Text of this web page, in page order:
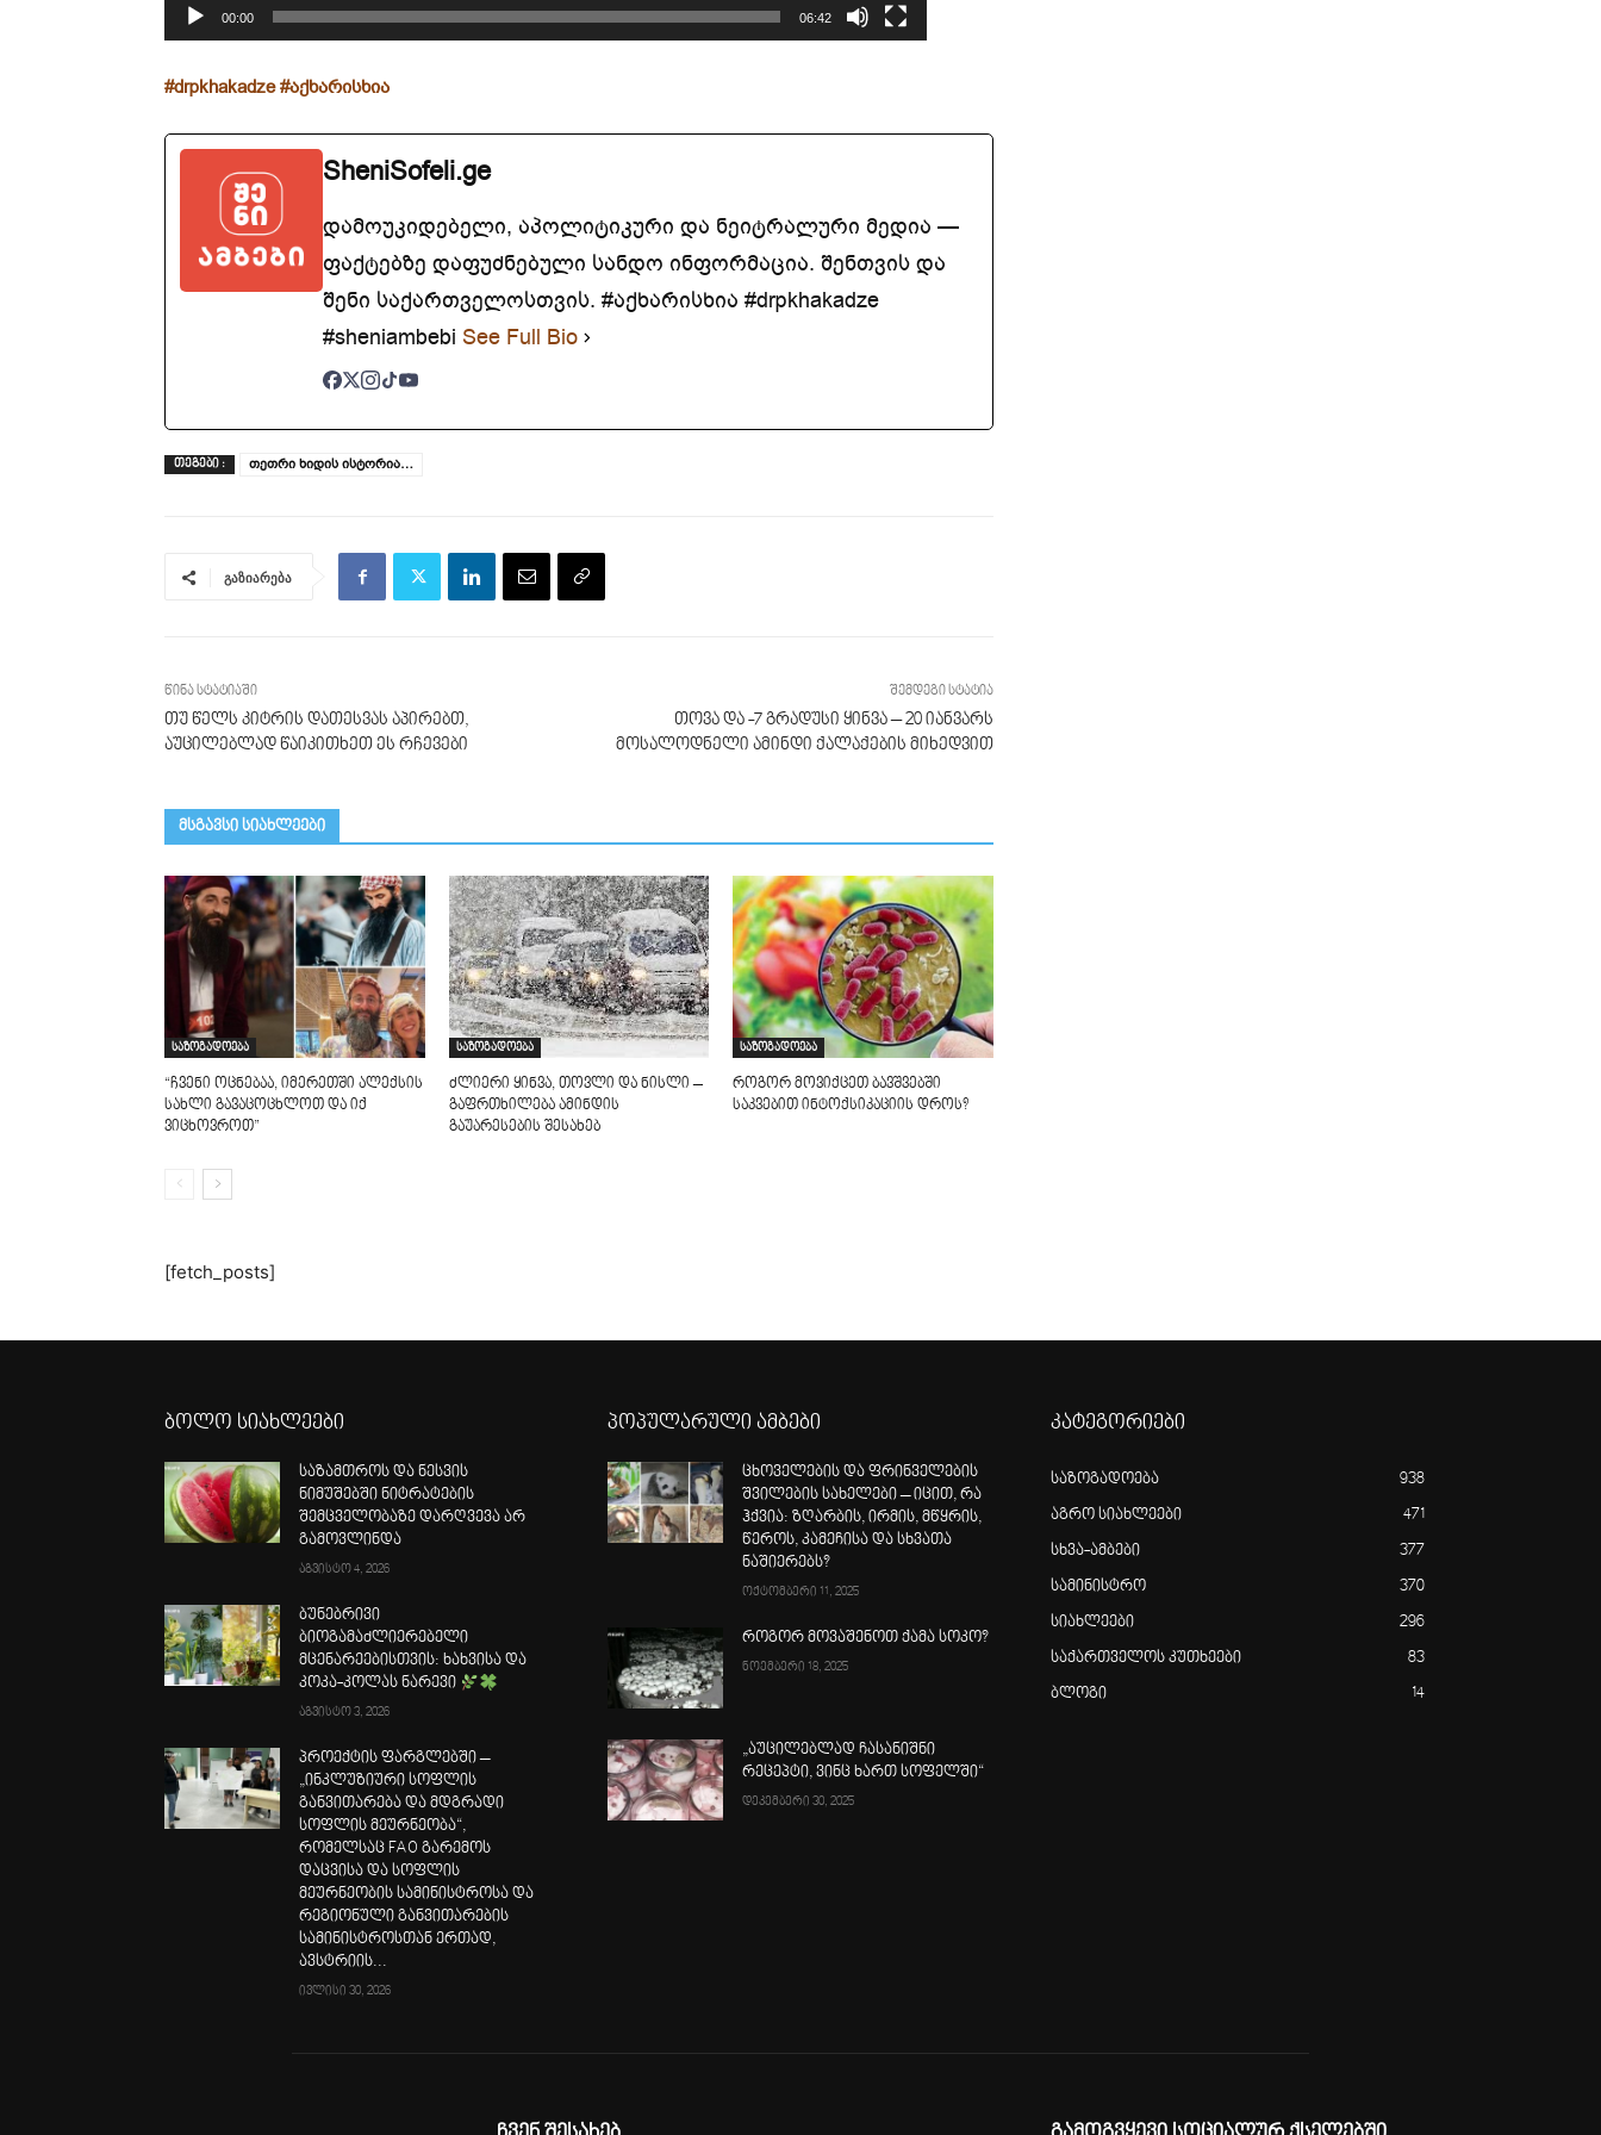
00:00 06:42
#drpkhakadze #აქხარისხია
SheniSofeli.ge
დამოუკიდებელი, აპოლიტიკური და ნეიტრალური მედია —
ფაქტებზე დაფუძნებული სანდო ინფორმაცია. შენთვის და
შენი საქართველოსთვის. #აქხარისხია #drpkhakadze
#sheniambebi See Full Bio
ᲗᲔᲒᲔᲑᲘ : თეთრი ხიდის ისტორია…
გაზიარება
წინა სტატიაში
თუ წელს კიტრის დათესვას აპირებთ,
აუცილებლად წაიკითხეთ ეს რჩევები
შემდეგი სტატია
თოვა და -7 გრადუსი ყინვა – 20 იანვარს
მოსალოდნელი ამინდი ქალაქების მიხედვით
მსგავსი სიახლეები
საზოგადოება
“ჩვენი ოცნებაა, იმერეთში ალექსის
სახლი გავაცოცხლოთ და იქ
ვიცხოვროთ”
საზოგადოება
ძლიერი ყინვა, თოვლი და ნისლი –
გაფრთხილება ამინდის
გაუარესების შესახებ
საზოგადოება
როგორ მოვიქცეთ ბავშვებში
საკვებით ინტოქსიკაციის დროს?
[fetch_posts]
ბოლო სიახლეები
საზამთროს და ნესვის
ნიმუშებში ნიტრატების
შემცველობაზე დარღვევა არ
გამოვლინდა
აგვისტო 4, 2026
ბუნებრივი
ბიოგამაძლიერებელი
მცენარეებისთვის: ხახვისა და
კოკა-კოლას ნარევი
აგვისტო 3, 2026
პროექტის ფარგლებში –
„ინკლუზიური სოფლის
განვითარება და მდგრადი
სოფლის მეურნეობა“,
რომელსაც FAO გარემოს
დაცვისა და სოფლის
მეურნეობის სამინისტროსა და
რეგიონული განვითარების
სამინისტროსთან ერთად,
ავსტრიის...
ივლისი 30, 2026
პოპულარული ამბები
ცხოველების და ფრინველების
შვილების სახელები – იცით, რა
ჰქვია: ზღარბის, ირმის, მწყრის,
წეროს, კამეჩისა და სხვათა
ნაშიერებს?
ოქტომბერი 11, 2025
როგორ მოვაშენოთ ქამა სოკო?
ნოემბერი 18, 2025
„აუცილებლად ჩასანიშნი
რეცეპტი, ვინც ხართ სოფელში“
დეკემბერი 30, 2025
კატეგორიები
საზოგადოება 938
აგრო სიახლეები 471
სხვა-ამბები 377
სამინისტრო 370
სიახლეები 296
საქართველოს კუთხეები 83
ბლოგი 14